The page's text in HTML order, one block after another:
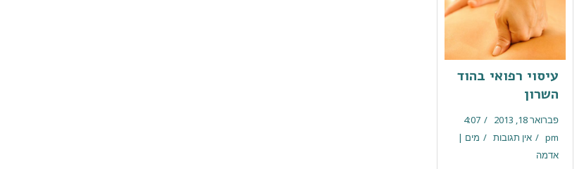
עיסוי רפואי בהוד
השרון
פברואר 18, 2013
4:07
pm
אין תגובות
מים |
אדמה